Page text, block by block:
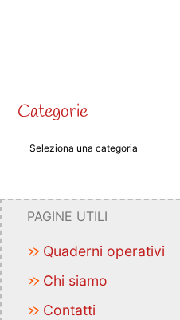
Categorie
PAGINE UTILI
Quaderni operativi
Chi siamo
Contatti